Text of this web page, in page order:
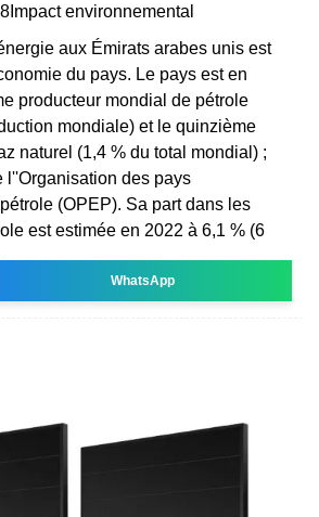
environnemental
aux Émirats arabes unis est
du pays. Le pays est en
producteur mondial de pétrole
mondiale) et le quinzième
naturel (1,4 % du total mondial) ;
l''Organisation des pays
(OPEP). Sa part dans les
est estimée en 2022 à 6,1 % (6
WhatsApp